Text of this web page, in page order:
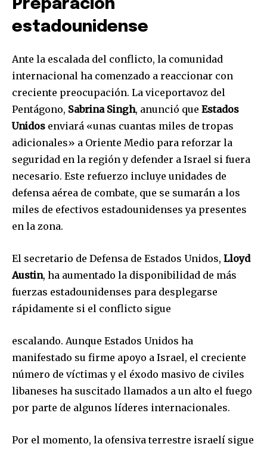
Preparación
estadounidense
Ante la escalada del conflicto, la comunidad
internacional ha comenzado a reaccionar con
creciente preocupación. La viceportavoz del
Pentágono, Sabrina Singh, anunció que Estados
Unidos enviará «unas cuantas miles de tropas
adicionales» a Oriente Medio para reforzar la
seguridad en la región y defender a Israel si fuera
necesario. Este refuerzo incluye unidades de
defensa aérea de combate, que se sumarán a los
miles de efectivos estadounidenses ya presentes
en la zona.
El secretario de Defensa de Estados Unidos, Lloyd
Austin, ha aumentado la disponibilidad de más
fuerzas estadounidenses para desplegarse
rápidamente si el conflicto sigue
escalando. Aunque Estados Unidos ha
manifestado su firme apoyo a Israel, el creciente
número de víctimas y el éxodo masivo de civiles
libaneses ha suscitado llamados a un alto el fuego
por parte de algunos líderes internacionales.
Por el momento, la ofensiva terrestre israelí sigue